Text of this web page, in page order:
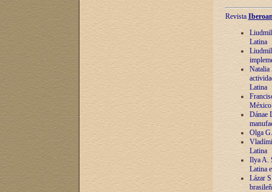
Revista
Latina
Natalia
Latina
México
Dánae
Olga
Latina
Ilya A.
Latina
Lázar